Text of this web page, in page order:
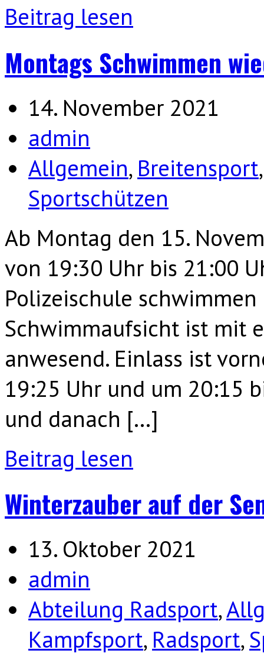
Beitrag lesen
Montags Schwimmen
14. November 2021
admin
Allgemein, Breitensport
Sportschützen
Ab Montag den 15.
von 19:30 Uhr bis 21:00
Polizeischule
Schwimmaufsicht ist mit
anwesend. Einlass ist
19:25 Uhr und um 20:15
und danach […]
Beitrag lesen
Winterzauber auf der
13. Oktober 2021
admin
Abteilung Radsport,
Kampfsport, Radsport,